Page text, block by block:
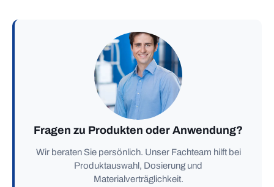
Fragen zu Produkten oder Anwendung?
Wir beraten Sie persönlich. Unser Fachteam hilft bei
Produktauswahl, Dosierung und
Materialverträglichkeit.